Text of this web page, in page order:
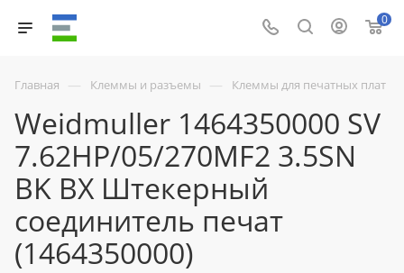
0
Главная — Клеммы и разъемы — Клеммы для печатных плат
Weidmuller 1464350000 SV
7.62HP/05/270MF2 3.5SN
BK BX Штекерный
соединитель печат
(1464350000)